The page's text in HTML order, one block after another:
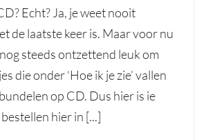
Echt? Ja, je weet nooit
de laatste keer is. Maar voor nu
steeds ontzettend leuk om
die onder ‘Hoe ik je zie’ vallen
op CD. Dus hier is ie
hier in [...]